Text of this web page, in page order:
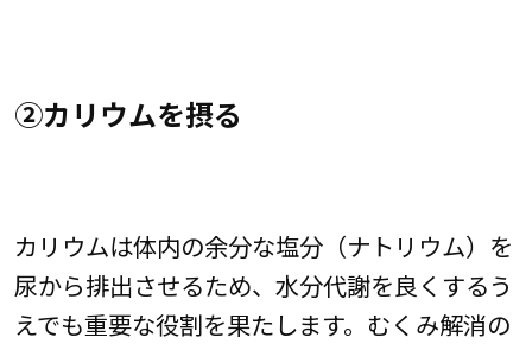
②カリウムを摂る
カリウムは体内の余分な塩分（ナトリウム）を
尿から排出させるため、水分代謝を良くするう
えでも重要な役割を果たします。むくみ解消の